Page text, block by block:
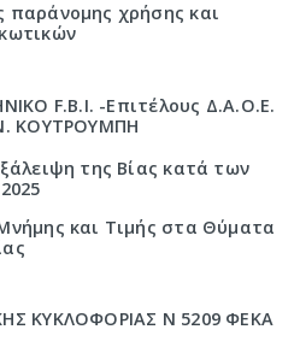
παράνομης χρήσης και
F.B.I. -Επιτέλους Δ.Α.Ο.Ε.
ΚΟΥΤΡΟΥΜΠΗ
της Βίας κατά των
και Τιμής στα Θύματα
ΚΥΚΛΟΦΟΡΙΑΣ Ν 5209 ΦΕΚΑ